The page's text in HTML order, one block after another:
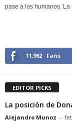
pase a los humanos. La
11,962 Fans
EDITOR PICKS
La posición de
Alejandro Munoz -